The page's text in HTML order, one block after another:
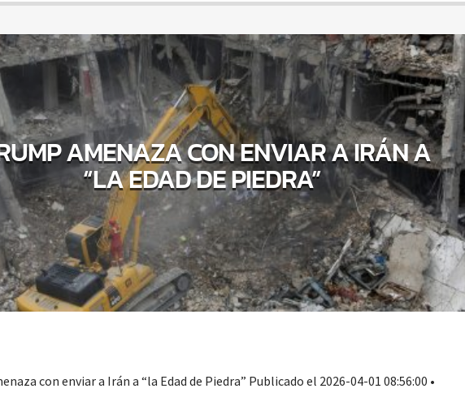
AMENAZA CON ENVIAR A IRÁN A
“LA EDAD DE PIEDRA”
con enviar a Irán a “la Edad de Piedra” Publicado el 2026-04-01 08:56:00 •